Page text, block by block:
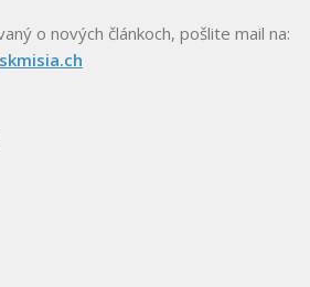
o nových článkoch, pošlite mail na: